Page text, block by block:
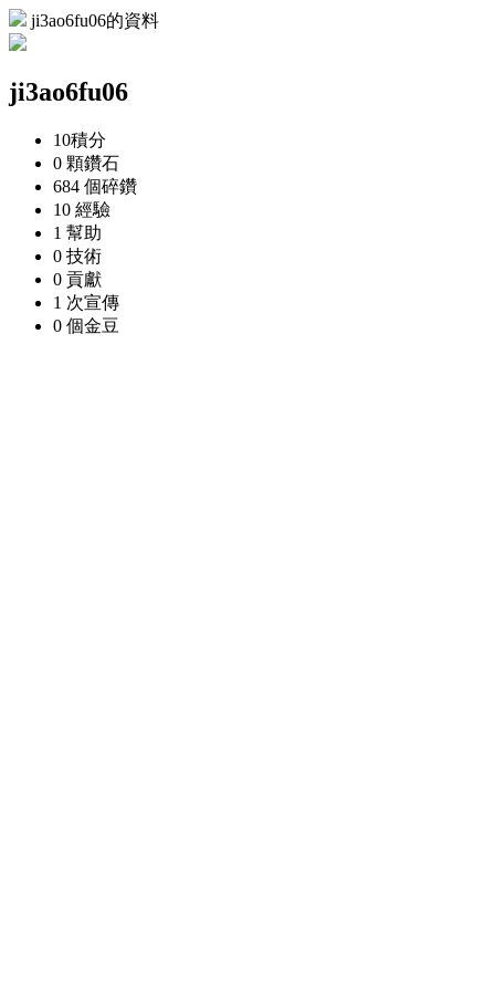
ji3ao6fu06的資料
ji3ao6fu06
10積分
0 顆鑽石
684 個碎鑽
10 經驗
1 幫助
0 技術
0 貢獻
1 次宣傳
0 個金豆